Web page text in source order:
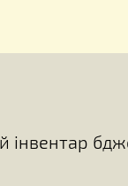
інвентар